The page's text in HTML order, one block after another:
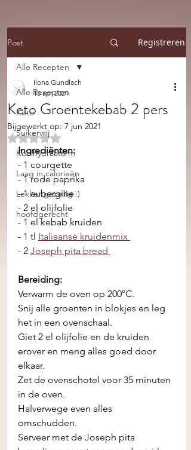
Post Registreren
Alle Recepten
Keto
Suikervrij
Koolhydraatarm
Laag in calorieën
Lekker gezellig :)
hoofdgerecht
Alle Recepten
Keto Groentekebab 2 pers
Ilona Gundlach
15 apr 2021
Bijgewerkt op: 7 jun 2021
Beoordeeld met NaN uit 5 sterren.
Ingrediënten:
- 1 courgette
- 1 rode paprika
- 1 aubergine
- 2 el olijfolie
- 1 el kebab kruiden
- 1 tl Italiaanse kruidenmix
- 2 Joseph pita bread
Bereiding:
Verwarm de oven op 200°C.
Snij alle groenten in blokjes en leg
het in een ovenschaal.
Giet 2 el olijfolie en de kruiden
erover en meng alles goed door
elkaar.
Zet de ovenschotel voor 35 minuten
in de oven.
Halverwege even alles
omschudden.
Serveer met de Joseph pita